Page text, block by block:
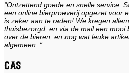
“Ontzettend goede en snelle service.
een online bierproeverij opgezet voor
is zeker aan te raden! We kregen
thuisbezorgd, en via de mail een mooi
over de bieren, en nog wat leuke
algemeen. “
Cas